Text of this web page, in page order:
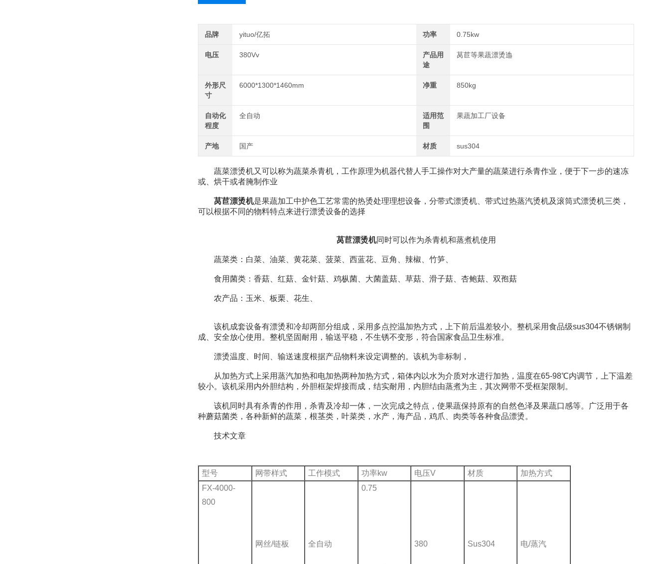
品牌 yituo/亿拓 功率 0.75kw
电压 380Vv
产品用
途
莴苣等果蔬漂烫迆
外形尺
寸
6000*1300*1460mm 净重 850kg
自动化
程度
全自动
适用范
围
果蔬加工厂设备
产地 国产 材质 sus304
蔬菜漂烫机又可以称为蔬菜杀青机，工作原理为机器代替人手工操作对大产量的蔬菜进行杀青作业，便于下一步的速冻
或、烘干或者腌制作业
莴苣漂烫机是果蔬加工中护色工艺常需的热烫处理理想设备，分带式漂烫机、带式过热蒸汽烫机及滚筒式漂烫机三类，
可以根据不同的物料特点来进行漂烫设备的选择
莴苣漂烫机同时可以作为杀青机和蒸煮机使用
蔬菜类：白菜、油菜、黄花菜、菠菜、西蓝花、豆角、辣椒、竹笋、
食用菌类：香菇、红菇、金针菇、鸡枞菌、大菌盖菇、草菇、滑子菇、杏鲍菇、双孢菇
农产品：玉米、板栗、花生、
该机成套设备有漂烫和冷却两部分组成，采用多点控温加热方式，上下前后温差较小。整机采用食品级sus304不锈钢制
成、安全放心使用。整机坚固耐用，输送平稳，不生锈不变形，符合国家食品卫生标准。
漂烫温度、时间、输送速度根据产品物料来设定调整的。该机为非标制，
从加热方式上采用蒸汽加热和电加热两种加热方式，箱体内以水为介质对水进行加热，温度在65-98℃内调节，上下温差
较小。该机采用内外胆结构，外胆框架焊接而成，结实耐用，内胆结由蒸煮为主，其次网带不受框架限制。
该机同时具有杀青的作用，杀青及冷却一体，一次完成之特点，使果蔬保持原有的自然色泽及果蔬口感等。广泛用于各
种蘑菇菌类，各种新鲜的蔬菜，根茎类，叶菜类，水产，海产品，鸡爪、肉类等各种食品漂烫。
技术文章
型号 网带样式 工作模式 功率kw 电压V 材质
加热方式
FX-4000-
800
网丝/链板 全自动
0.75
380 Sus304 电/蒸汽